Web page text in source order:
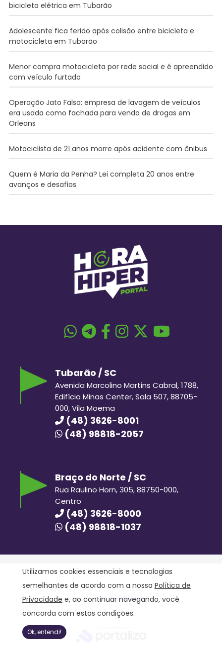
bicicleta elétrica em Tubarão
Adolescente fica ferido após colisão entre bicicleta e
motocicleta em Tubarão
Menor compra motocicleta por rede social e é apreendido
com veículo furtado
Operação Jato Falso: empresa de lavagem de veículos
era usada como fachada para venda de drogas em
Orleans
Motociclista de 21 anos morre após acidente com ônibus
Quem é Maria da Penha? Lei completa 20 anos entre
avanços e desafios
Tubarão / SC
Avenida Marcolino Martins Cabral, 1788,
Edifício Minas Center, Sala 507, 88705-
000, Vila Moema
(48) 3626-8001
(48) 98818-2057
Braço do Norte / SC
Rua Raulino Horn, 305, 88750-000,
Centro
(48) 3626-8000
(48) 98818-1037
Hora Hiper © 2020. Todos os direitos reservados.
Política de Privacidade
Utilizamos cookies essenciais e tecnologias
semelhantes de acordo com a nossa Política de
Privacidade e, ao continuar navegando, você
concorda com estas condições.
Ok, entendi!